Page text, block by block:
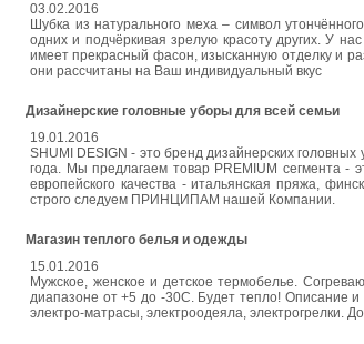
03.02.2016
Шубка из натурального меха – символ
одних и подчёркивая зрелую красоту других. У
имеет прекрасный фасон, изысканную отделку и
они рассчитаны на Ваш индивидуальный вкус
Дизайнерские головные уборы для всей семьи
19.01.2016
SHUMI DESIGN - это бренд дизайнерских
года. Мы предлагаем товар PREMIUM сегмента -
европейского качества - итальянская пряжа,
строго следуем ПРИНЦИПАМ нашей Компании.
Магазин теплого белья и одежды
15.01.2016
Мужское, женское и детское термобелье.
диапазоне от +5 до -30С. Будет тепло! Описание и
электро-матрасы, электроодеяла, электрогрелки.